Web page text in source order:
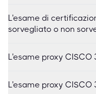
L'esame di
sorvegliato o non
L'esame proxy CISCO
L'esame proxy